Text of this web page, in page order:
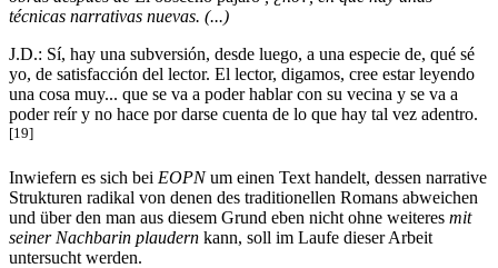
técnicas narrativas nuevas. (...)
J.D.: Sí, hay una subversión, desde luego, a una especie de, qué sé
yo, de satisfacción del lector. El lector, digamos, cree estar leyendo
una cosa muy... que se va a poder hablar con su vecina y se va a
poder reír y no hace por darse cuenta de lo que hay tal vez adentro.
[19]
Inwiefern es sich bei EOPNum einen Text handelt, dessen narrative
Strukturen radikal von denen des traditionellen Romans abweichen
und über den man aus diesem Grund eben nicht ohne weiteres mit
seiner Nachbarin plaudern kann, soll im Laufe dieser Arbeit
untersucht werden.